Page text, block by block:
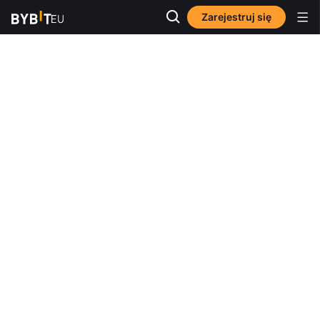
Zarejestruj się